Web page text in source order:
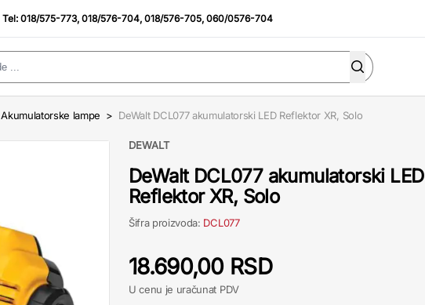
Tel:018/575-773,018/576-704,018/576-705,060/0576-704
Akumulatorske lampe > DeWalt DCL077 akumulatorski LED Reflektor XR, Solo
DEWALT
DeWalt DCL077 akumulatorski LED
Reflektor XR, Solo
Šifra proizvoda: DCL077
18.690,00 RSD
U cenu je uračunat PDV